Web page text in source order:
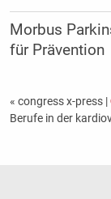
Morbus
für Prävention
« congress x-press |
Berufe in der